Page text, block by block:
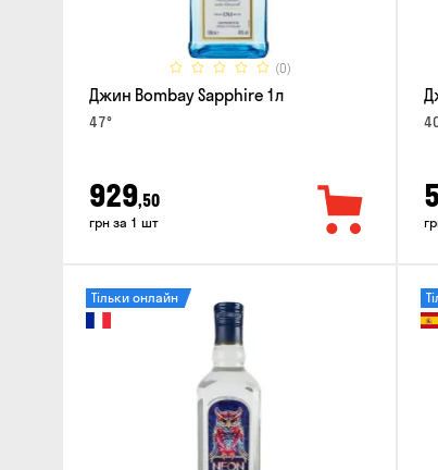
(0)
Джин Bombay Sapphire 1л
47°
929,50
грн за 1 шт
Тільки онлайн